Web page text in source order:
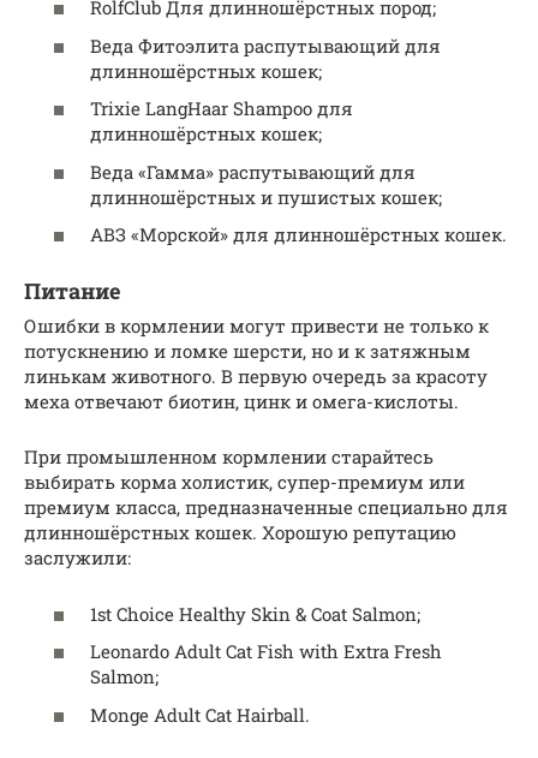
RolfClub Для длинношёрстных пород;
Веда Фитоэлита распутывающий для
длинношёрстных кошек;
Trixie LangHaar Shampoo для
длинношёрстных кошек;
Веда «Гамма» распутывающий для
длинношёрстных и пушистых кошек;
АВЗ «Морской» для длинношёрстных кошек.
Питание
Ошибки в кормлении могут привести не только к
потускнению и ломке шерсти, но и к затяжным
линькам животного. В первую очередь за красоту
меха отвечают биотин, цинк и омега-кислоты.
При промышленном кормлении старайтесь
выбирать корма холистик, супер-премиум или
премиум класса, предназначенные специально для
длинношёрстных кошек. Хорошую репутацию
заслужили:
1st Choice Healthy Skin & Coat Salmon;
Leonardo Adult Cat Fish with Extra Fresh
Salmon;
Monge Adult Cat Hairball.